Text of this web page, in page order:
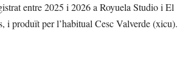
entre 2025 i 2026 a Royuela Studio i El
i produït per l’habitual Cesc Valverde (xicu).